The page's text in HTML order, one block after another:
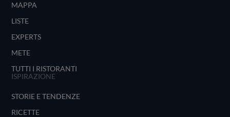
MAPPA
LISTE
EXPERTS
METE
TUTTI I RISTORANTI
ISPIRAZIONE
STORIE E TENDENZE
RICETTE